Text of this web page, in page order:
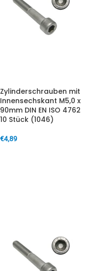
Zylinderschrauben mit
Innensechskant M5,0 x
90mm DIN EN ISO 4762
10 Stück (1046)
€4,89